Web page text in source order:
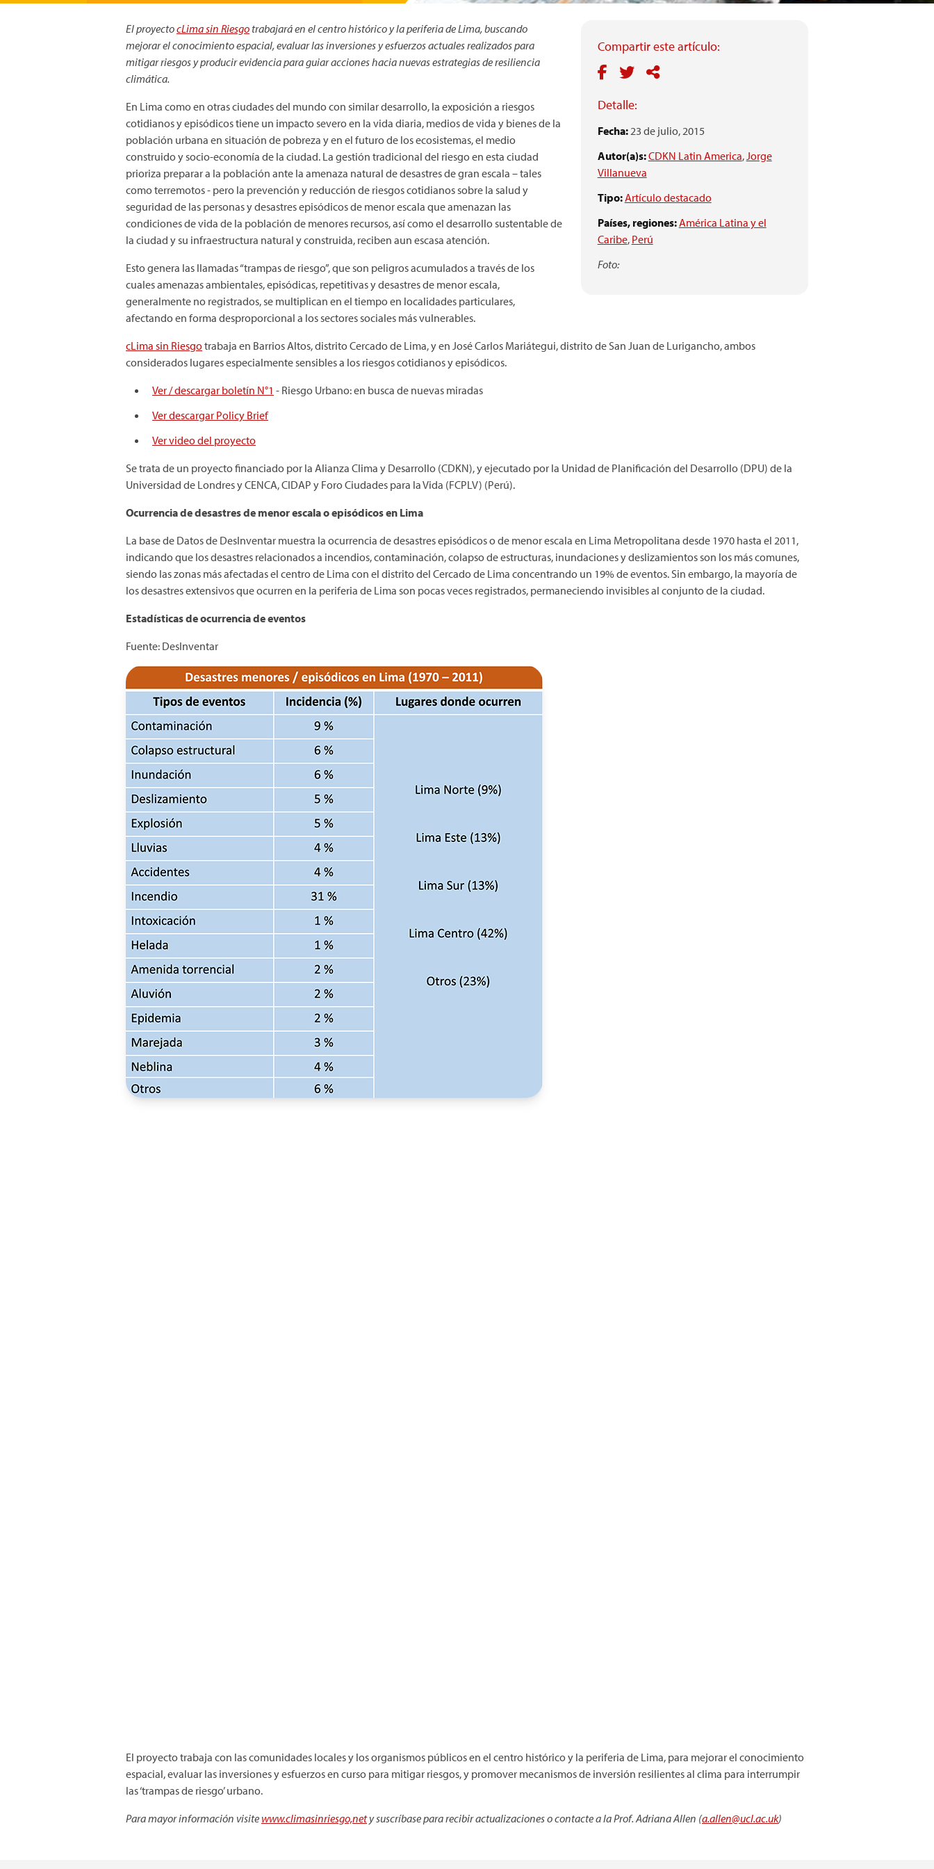
Compartir este artículo:
Detalle:
Fecha:23 de julio, 2015
Autor(a)s:CDKN Latin America,Jorge
Villanueva
Tipo:Artículo destacado
Países, regiones:América Latina y el
Caribe, Perú
Foto:
El proyectocLima sin Riesgo trabajará en el centro histórico y la periferia de Lima, buscando
mejorar el conocimiento espacial, evaluar las inversiones y esfuerzos actuales realizados para
mitigar riesgos y producir evidencia para guiar acciones hacia nuevas estrategias de resiliencia
climática.
En Lima como en otras ciudades del mundo con similar desarrollo, la exposición a riesgos
cotidianos y episódicos tiene un impacto severo en la vida diaria, medios de vida y bienes de la
población urbana en situación de pobreza y en el futuro de los ecosistemas, el medio
construido y socio-economía de la ciudad. La gestión tradicional del riesgo en esta ciudad
prioriza preparar a la población ante la amenaza natural de desastres de gran escala – tales
como terremotos - pero la prevención y reducción de riesgos cotidianos sobre la salud y
seguridad de las personas y desastres episódicos de menor escala que amenazan las
condiciones de vida de la población de menores recursos, así como el desarrollo sustentable de
la ciudad y su infraestructura natural y construida, reciben aun escasa atención.
Esto genera las llamadas “trampas de riesgo”, que son peligros acumulados a través de los
cuales amenazas ambientales, episódicas, repetitivas y desastres de menor escala,
generalmente no registrados, se multiplican en el tiempo en localidades particulares,
afectando en forma desproporcional a los sectores sociales más vulnerables.
cLima sin Riesgotrabaja en Barrios Altos, distrito Cercado de Lima, y en José Carlos Mariátegui, distrito de San Juan de Lurigancho, ambos
considerados lugares especialmente sensibles a los riesgos cotidianos y episódicos.
Ver / descargar boletín N°1 - Riesgo Urbano: en busca de nuevas miradas
Ver descargar Policy Brief
Ver video del proyecto
Se trata de un proyecto financiado por la Alianza Clima y Desarrollo (CDKN), y ejecutado por la Unidad de Planificación del Desarrollo (DPU) de la
Universidad de Londres y CENCA, CIDAP y Foro Ciudades para la Vida (FCPLV) (Perú).
Ocurrencia de desastres de menor escala o episódicos en Lima
La base de Datos de DesInventar muestra la ocurrencia de desastres episódicos o de menor escala en Lima Metropolitana desde 1970 hasta el 2011,
indicando que los desastres relacionados a incendios, contaminación, colapso de estructuras, inundaciones y deslizamientos son los más comunes,
siendo las zonas más afectadas el centro de Lima con el distrito del Cercado de Lima concentrando un 19% de eventos. Sin embargo, la mayoría de
los desastres extensivos que ocurren en la periferia de Lima son pocas veces registrados, permaneciendo invisibles al conjunto de la ciudad.
Estadísticas de ocurrencia de eventos
Fuente: DesInventar
El proyecto trabaja con las comunidades locales y los organismos públicos en el centro histórico y la periferia de Lima, para mejorar el conocimiento
espacial, evaluar las inversiones y esfuerzos en curso para mitigar riesgos, y promover mecanismos de inversión resilientes al clima para interrumpir
las ‘trampas de riesgo’ urbano.
Para mayor información visite www.climasinriesgo,nety suscríbase para recibir actualizaciones o contacte a la Prof. Adriana Allen (a.allen@ucl.ac.uk)